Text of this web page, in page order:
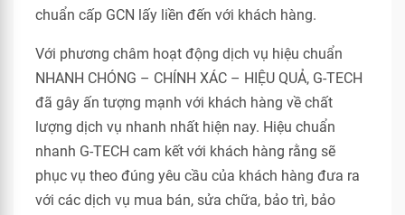
chuẩn cấp GCN lấy liền đến với khách hàng.
Với phương châm hoạt động dịch vụ hiệu chuẩn
NHANH CHÓNG – CHÍNH XÁC – HIỆU QUẢ, G-TECH
đã gây ấn tượng mạnh với khách hàng về chất
lượng dịch vụ nhanh nhất hiện nay. Hiệu chuẩn
nhanh G-TECH cam kết với khách hàng rằng sẽ
phục vụ theo đúng yêu cầu của khách hàng đưa ra
với các dịch vụ mua bán, sửa chữa, bảo trì, bảo